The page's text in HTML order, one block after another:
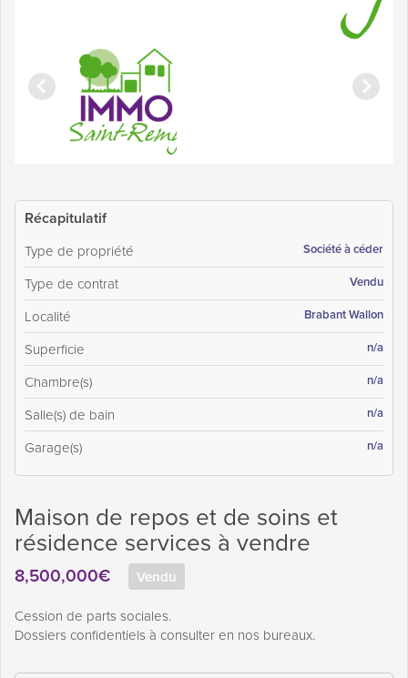
Récapitulatif
Type de propriété Société à céder
Type de contrat Vendu
Localité Brabant Wallon
Superficie n/a
Chambre(s) n/a
Salle(s) de bain n/a
Garage(s) n/a
Maison de repos et de soins et
résidence services à vendre
8,500,000€ Vendu
Cession de parts sociales.
Dossiers confidentiels à consulter en nos bureaux.